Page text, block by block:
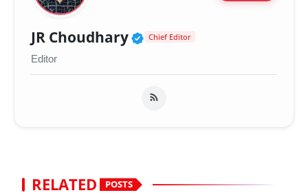
JR Choudhary Verified Public Figure
Chief Editor
Editor
RELATED POSTS